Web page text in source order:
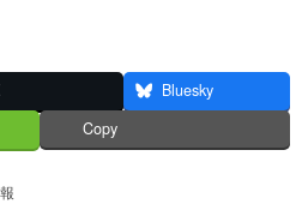
Bluesky
Copy